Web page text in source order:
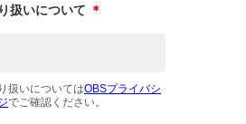
扱いについて ＊
扱いについてはOBSプライバシ
でご確認ください。